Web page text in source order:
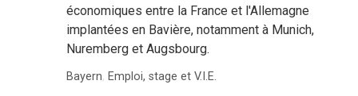
économiques entre la France et l'Allemagne
implantées en Bavière, notamment à Munich,
Nuremberg et Augsbourg.
Bayern, Emploi, stage et V.I.E.